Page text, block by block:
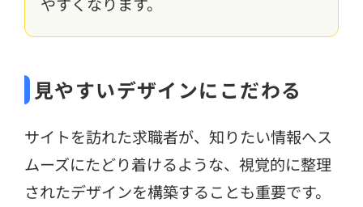
見やすいデザインにこだわる
サイトを訪れた求職者が、知りたい情報へス
ムーズにたどり着けるような、視覚的に整理
されたデザインを構築することも重要です。